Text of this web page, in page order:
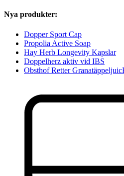
Nya produkter:
Dopper Sport Cap
Propolia Active Soap
Hay Herb Longevity Kapslar
Doppelherz aktiv vid IBS
Obsthof Retter